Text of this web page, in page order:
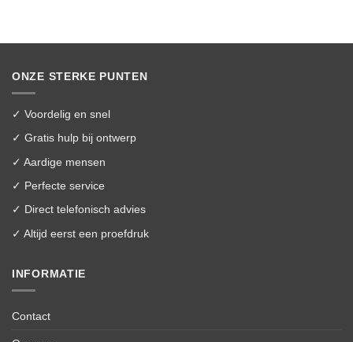
ONZE STERKE PUNTEN
✓ Voordelig en snel
✓ Gratis hulp bij ontwerp
✓ Aardige mensen
✓ Perfecte service
✓ Direct telefonisch advies
✓ Altijd eerst een proefdruk
INFORMATIE
Contact